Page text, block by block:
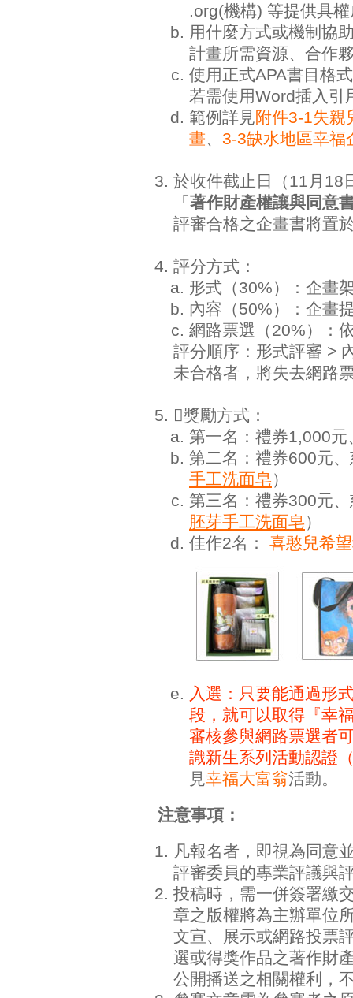
.org(機構) 等提供具
用什麼方式或機制協
計畫所需資源、合作
使用正式APA書目格
若需使用Word插入引
範例詳見附件3-1失親
畫、 3-3缺水地區幸福
於收件截止日（11月18
「 著作財產權讓與同意
評審合格之企畫書將置
評分方式：
形式（30%）：企畫
內容（50%）：企畫
網路票選（20%）：
評分順序：形式評審 >
未合格者，將失去網路
獎勵方式：
第一名：禮券1,000元
第二名：禮券600元
手工洗面皂）
第三名：禮券300元
胚芽手工洗面皂）
佳作2名： 喜憨兒希
入選：只要能通過形
段，就可以取得『幸
審核參與網路票選者
識新生系列活動認證
見幸福大富翁活動。
注意事項：
凡報名者，即視為同意
評審委員的專業評議與
投稿時，需一併簽署繳
章之版權將為主辦單位
文宣、展示或網路投票
選或得獎作品之著作財
公開播送之相關權利，